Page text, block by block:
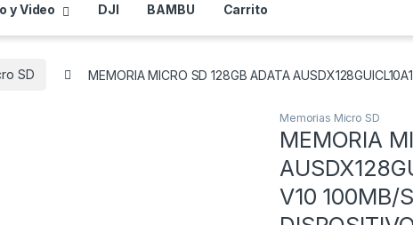
y Video DJI BAMBU Carrito
SD MEMORIA MICRO SD 128GB ADATA
Memorias Micro SD
MEMORIA
V10 100MB/